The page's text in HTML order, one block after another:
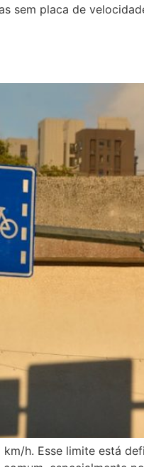
sem placa de
h. Esse limite está